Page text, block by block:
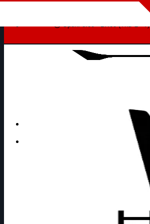
Open: 8:00 - 17:00 (Thứ 2 - 7)